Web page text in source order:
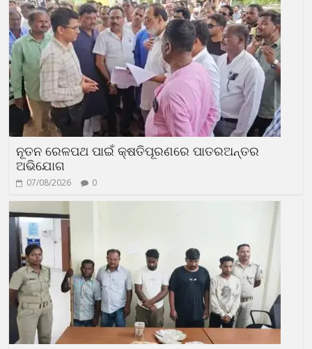
ନୂତନ ରେଳପଥ ପାଇଁ କ୍ଷତିପୂରଣରେ ପାତରଅନ୍ତର
ଅଭିଯୋଗ
07/08/2026 0